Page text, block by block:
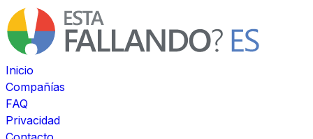
Inicio
Compañías
FAQ
Privacidad